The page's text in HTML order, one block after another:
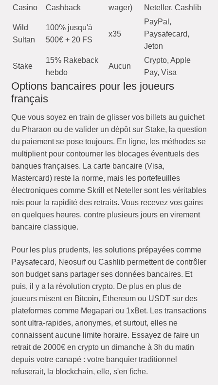
Casino Cashback wager) Neteller, Cashlib
Wild
Sultan
100% jusqu'à
500€ + 20 FS
x35
PayPal,
Paysafecard,
Jeton
Stake
15% Rakeback
hebdo
Aucun
Crypto, Apple
Pay, Visa
Options bancaires pour les joueurs
français
Que vous soyez en train de glisser vos billets au guichet
du Pharaon ou de valider un dépôt sur Stake, la question
du paiement se pose toujours. En ligne, les méthodes se
multiplient pour contourner les blocages éventuels des
banques françaises. La carte bancaire (Visa,
Mastercard) reste la norme, mais les portefeuilles
électroniques comme Skrill et Neteller sont les véritables
rois pour la rapidité des retraits. Vous recevez vos gains
en quelques heures, contre plusieurs jours en virement
bancaire classique.
Pour les plus prudents, les solutions prépayées comme
Paysafecard, Neosurf ou Cashlib permettent de contrôler
son budget sans partager ses données bancaires. Et
puis, il y a la révolution crypto. De plus en plus de
joueurs misent en Bitcoin, Ethereum ou USDT sur des
plateformes comme Megapari ou 1xBet. Les transactions
sont ultra-rapides, anonymes, et surtout, elles ne
connaissent aucune limite horaire. Essayez de faire un
retrait de 2000€ en crypto un dimanche à 3h du matin
depuis votre canapé : votre banquier traditionnel
refuserait, la blockchain, elle, s'en fiche.